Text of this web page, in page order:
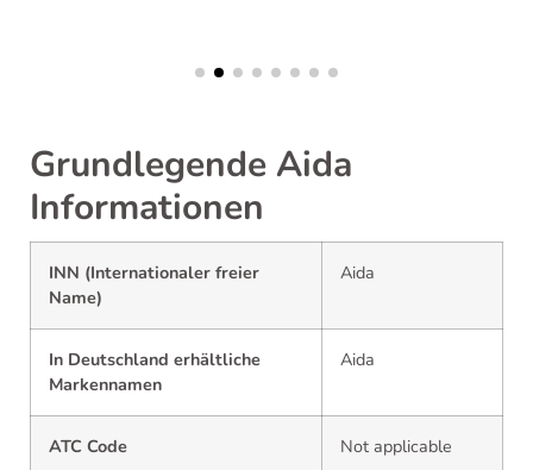
Grundlegende Aida
Informationen
INN (Internationaler freier
Name)
Aida
In Deutschland erhältliche
Markennamen
Aida
ATC Code Not applicable